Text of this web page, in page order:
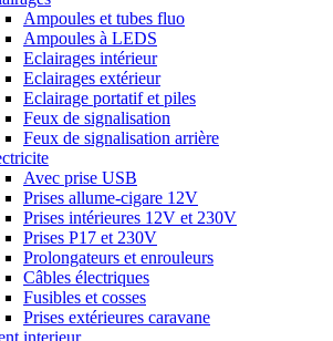
Ampoules et tubes fluo
Ampoules à LEDS
Eclairages intérieur
Eclairages extérieur
Eclairage portatif et piles
Feux de signalisation
Feux de signalisation arrière
Avec prise USB
Prises allume-cigare 12V
Prises intérieures 12V et 230V
Prises P17 et 230V
Prolongateurs et enrouleurs
Câbles électriques
Fusibles et cosses
Prises extérieures caravane